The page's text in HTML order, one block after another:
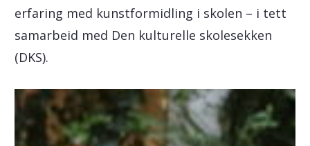
erfaring med kunstformidling i skolen – i tett
samarbeid med Den kulturelle skolesekken
(DKS).